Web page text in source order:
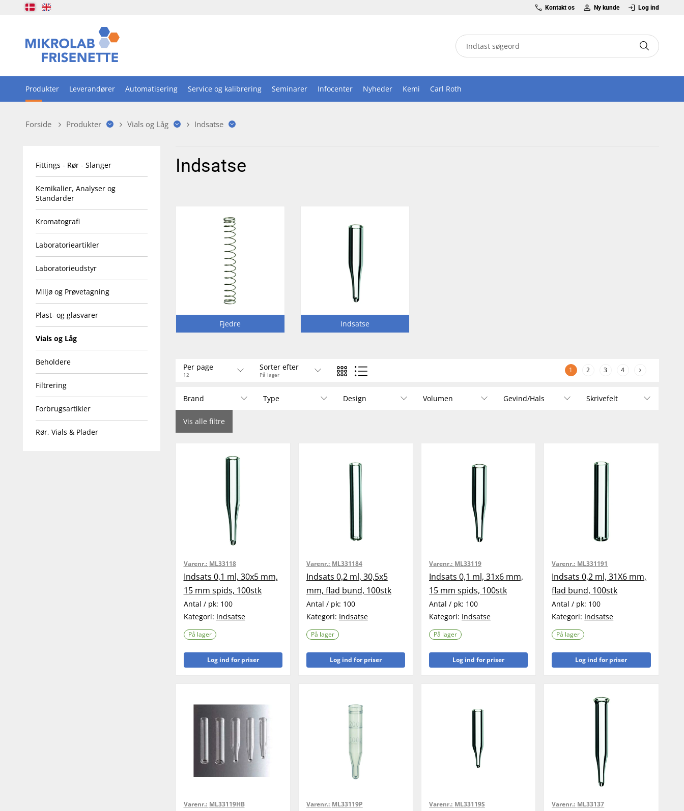
Kontakt os Ny kunde Log ind
Produkter Leverandører Automatisering Service og kalibrering Seminarer Infocenter Nyheder Kemi Carl Roth
Forside Produkter Vials og Låg Indsatse
Fittings - Rør - Slanger
Kemikalier, Analyser og
Standarder
Kromatografi
Laboratorieartikler
Laboratorieudstyr
Miljø og Prøvetagning
Plast- og glasvarer
Vials og Låg
Beholdere
Filtrering
Forbrugsartikler
Rør, Vials & Plader
Indsatse
Fjedre Indsatse
Per page
12
Sorter efter
På lager
1 2 3 4
Brand Type Design Volumen Gevind/Hals Skrivefelt
Vis alle filtre
Varenr.: ML33118
Indsats 0,1 ml, 30x5 mm,
15 mm spids, 100stk
Antal / pk: 100
Kategori: Indsatse
På lager
Log ind for priser
Varenr.: ML331184
Indsats 0,2 ml, 30,5x5
mm, flad bund, 100stk
Antal / pk: 100
Kategori: Indsatse
På lager
Log ind for priser
Varenr.: ML33119
Indsats 0,1 ml, 31x6 mm,
15 mm spids, 100stk
Antal / pk: 100
Kategori: Indsatse
På lager
Log ind for priser
Varenr.: ML331191
Indsats 0,2 ml, 31X6 mm,
flad bund, 100stk
Antal / pk: 100
Kategori: Indsatse
På lager
Log ind for priser
Varenr.: ML33119HB Varenr.: ML33119P Varenr.: ML33119S Varenr.: ML33137